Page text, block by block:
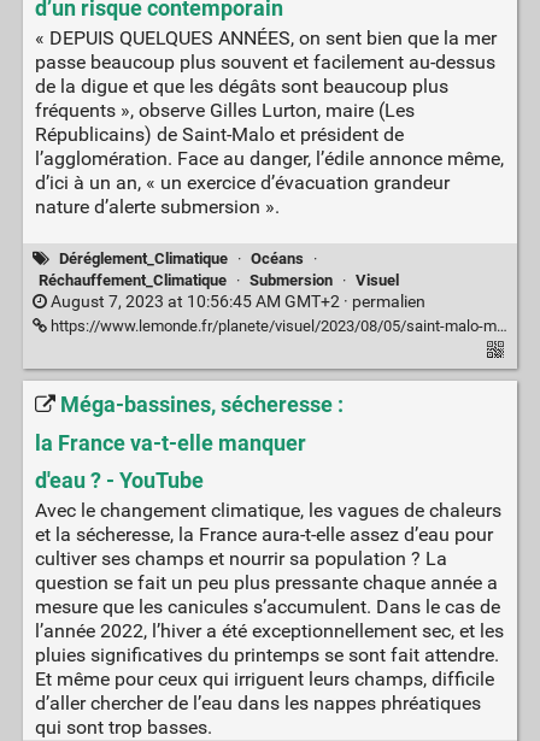
d’un risque contemporain
« DEPUIS QUELQUES ANNÉES, on sent bien que la mer
passe beaucoup plus souvent et facilement au-dessus
de la digue et que les dégâts sont beaucoup plus
fréquents », observe Gilles Lurton, maire (Les
Républicains) de Saint-Malo et président de
l’agglomération. Face au danger, l’édile annonce même,
d’ici à un an, « un exercice d’évacuation grandeur
nature d’alerte submersion ».
Déréglement_Climatique · Océans
·
Réchauffement_Climatique
· Submersion · Visuel
August 7, 2023 at 10:56:45 AM GMT+2 · permalien
https://www.lemonde.fr/planete/visuel/2023/08/05/saint-malo-menace-de-submersion-l-histoire-ancienne-d-un-risque-contemporain_6184521_3244.html
Méga-bassines, sécheresse :
la France va-t-elle manquer
d'eau ? - YouTube
Avec le changement climatique, les vagues de chaleurs
et la sécheresse, la France aura-t-elle assez d’eau pour
cultiver ses champs et nourrir sa population ? La
question se fait un peu plus pressante chaque année a
mesure que les canicules s’accumulent. Dans le cas de
l’année 2022, l’hiver a été exceptionnellement sec, et les
pluies significatives du printemps se sont fait attendre.
Et même pour ceux qui irriguent leurs champs, difficile
d’aller chercher de l’eau dans les nappes phréatiques
qui sont trop basses.